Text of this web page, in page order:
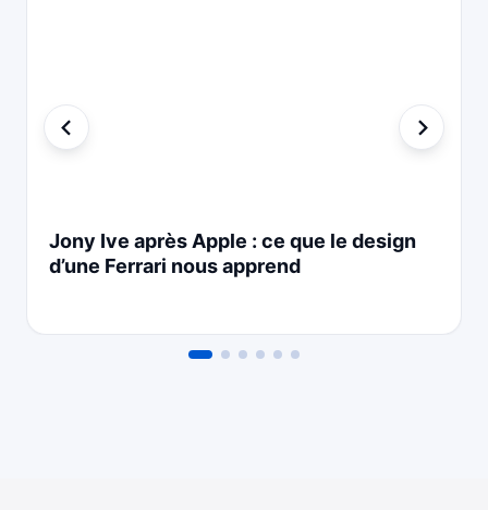
Jony Ive après Apple : ce que le design
d’une Ferrari nous apprend